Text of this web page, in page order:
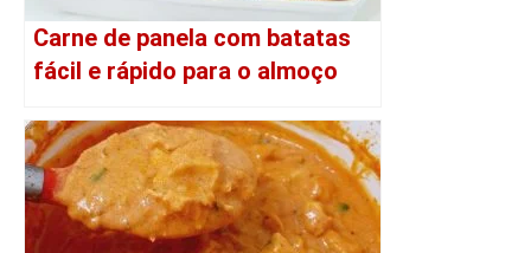
Carne de panela com batatas
fácil e rápido para o almoço